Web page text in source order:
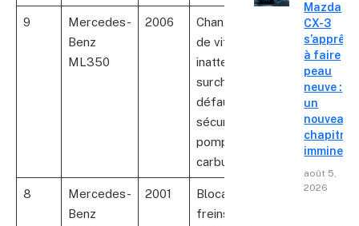
9
Mercedes-
Benz
ML350
2006
Changements
de vitesse
inattendus,
surchauffe,
défaut
sécurité
pompe
carburant
Non
précisé
8
Mercedes-
Benz
2001
Blocage des
freins,
Mazda
CX-3
s’apprête
à faire
peau
neuve :
un
nouveau
chapitre
imminent
août 5,
2026